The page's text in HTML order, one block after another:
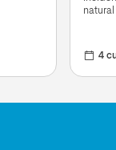
natural
4